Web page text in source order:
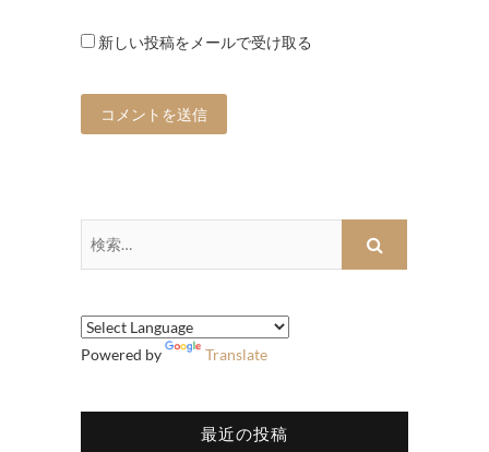
新しい投稿をメールで受け取る
Powered by Translate
最近の投稿